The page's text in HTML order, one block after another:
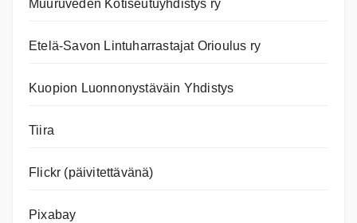
Muuruveden Kotiseutuyhdistys ry
Etelä-Savon Lintuharrastajat Orioulus ry
Kuopion Luonnonystäväin Yhdistys
Tiira
Flickr (päivitettävänä)
Pixabay